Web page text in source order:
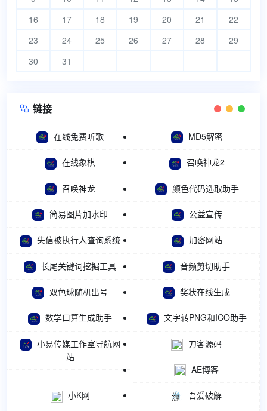
16
17 18 19 20 21
22
23
24 25 26 27 28
29
30
31
 链接
在线免费听歌 MD5解密
在线象棋 召唤神龙2
召唤神龙 颜色代码选取助手
简易图片加水印 公益宣传
失信被执行人查询系统 加密网站
长尾关键词挖掘工具 音频剪切助手
双色球随机出号 奖状在线生成
数学口算生成助手 文字转PNG和ICO助手
小易传媒工作室导航网
站
刀客源码
AE博客
小K网 吾爱破解